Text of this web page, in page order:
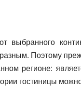
выбранного
Поэтому
регионе:
гостиницы